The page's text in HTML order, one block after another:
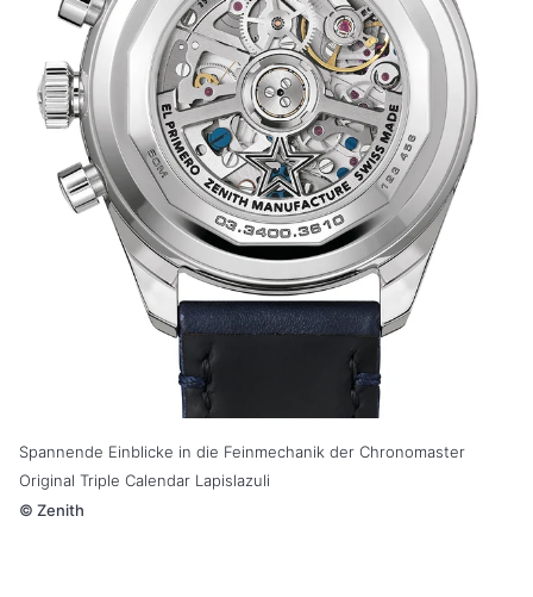
Spannende Einblicke in die Feinmechanik der Chronomaster
Original Triple Calendar Lapislazuli
© Zenith